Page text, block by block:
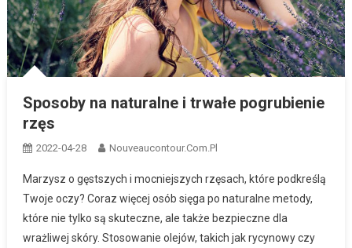
Sposoby na naturalne i trwałe pogrubienie
rzęs
2022-04-28 Nouveaucontour.com.pl
Marzysz o gęstszych i mocniejszych rzęsach, które podkreślą
Twoje oczy? Coraz więcej osób sięga po naturalne metody,
które nie tylko są skuteczne, ale także bezpieczne dla
wrażliwej skóry. Stosowanie olejów, takich jak rycynowy czy